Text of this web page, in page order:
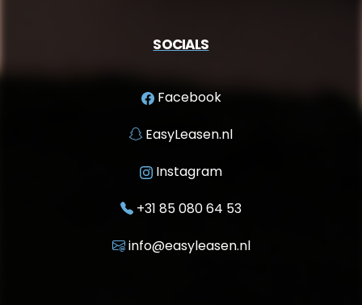
SOCIALS
Facebook
EasyLeasen.nl
Instagram
+31 85 080 64 53
info@easyleasen.nl